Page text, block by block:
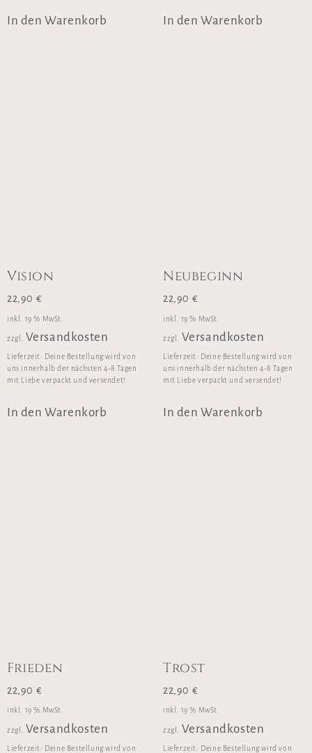
In den Warenkorb In den Warenkorb
Vision
22,90 €
inkl. 19 % MwSt.
zzgl. Versandkosten
Lieferzeit: Deine Bestellung wird von
uns innerhalb der nächsten 4-8 Tagen
mit Liebe verpackt und versendet!
In den Warenkorb
Neubeginn
22,90 €
inkl. 19 % MwSt.
zzgl. Versandkosten
Lieferzeit: Deine Bestellung wird von
uns innerhalb der nächsten 4-8 Tagen
mit Liebe verpackt und versendet!
In den Warenkorb
Frieden
22,90 €
inkl. 19 % MwSt.
zzgl. Versandkosten
Lieferzeit: Deine Bestellung wird von
Trost
22,90 €
inkl. 19 % MwSt.
zzgl. Versandkosten
Lieferzeit: Deine Bestellung wird von